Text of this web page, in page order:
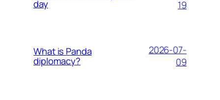
day
19
What is Panda
diplomacy?
2026-07-
09